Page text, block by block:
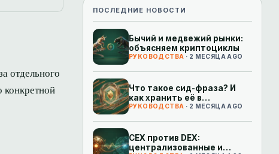
ПОСЛЕДНИЕ НОВОСТИ
Бычий и медвежий рынки:
объясняем криптоциклы
РУКОВОДСТВА · 2 МЕСЯЦА AGO
Что такое сид-фраза? И
как хранить её в
безопасности
РУКОВОДСТВА · 2 МЕСЯЦА AGO
CEX против DEX:
централизованные и
отдельного
конкретной